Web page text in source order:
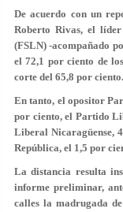
De acuerdo con un
Roberto Rivas, el
(FSLN) -acompañado
el 72,1 por ciento de
corte del 65,8 por ciento.
En tanto, el opositor
por ciento, el Partido
Liberal Nicaragüense,
República, el 1,5 por
La distancia resulta
informe preliminar,
calles la madrugada